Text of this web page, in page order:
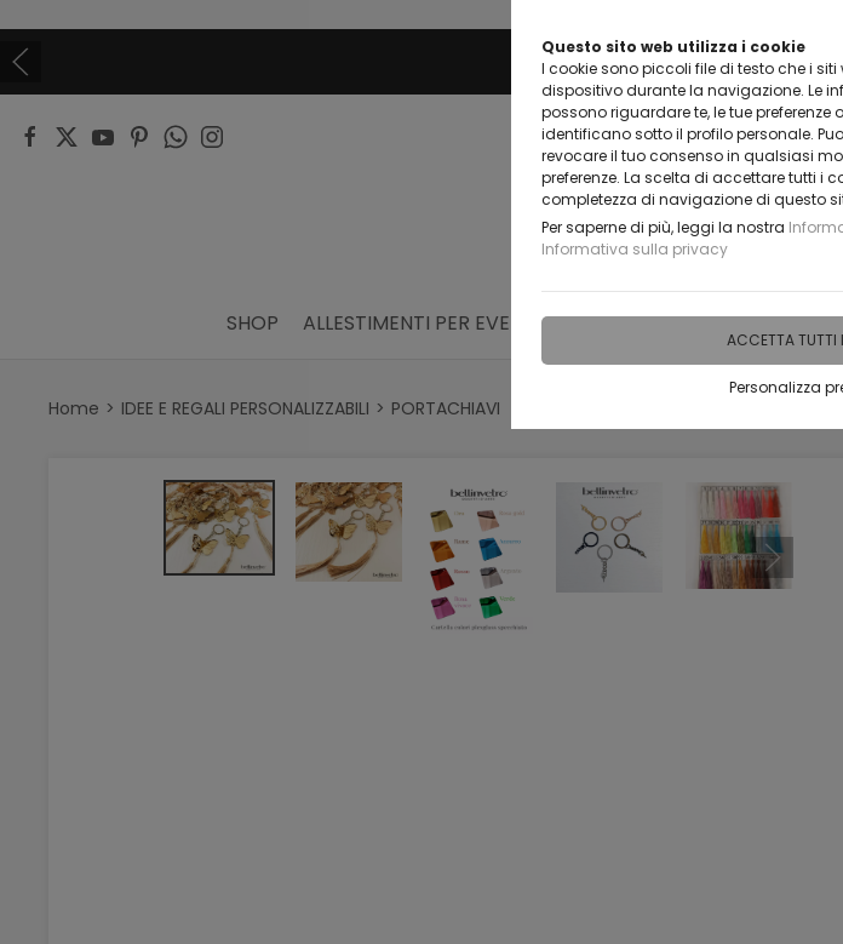
Questo sito web utilizza i cookie
I cookie sono piccoli file di testo che i
dispositivo durante la navigazione. Le
possono riguardare te, le tue preferenze
identificano sotto il profilo personale.
revocare il tuo consenso in qualsiasi
preferenze. La scelta di accettare tutti i
completezza di navigazione di questo
Per saperne di più, leggi la nostra
Informativa sulla privacy
ACCETTA TUTTI
Personalizza
CLICCA E
SHOP ALLESTIMENTI PER EVENTI IDEE PERSONALIZZABILI
Home IDEE E REGALI PERSONALIZZABILI PORTACHIAVI